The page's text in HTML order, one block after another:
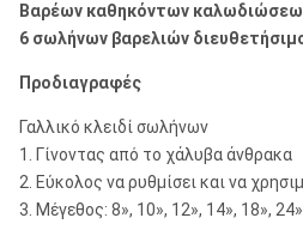
Βαρέων καθηκόντων
6 σωλήνων βαρελιών
Προδιαγραφές
Γαλλικό κλειδί σωλήνων
1. Γίνοντας από το χάλυβα άνθρακα
2. Εύκολος να ρυθμίσει και να
3. Μέγεθος: 8», 10», 12», 14», 18»,